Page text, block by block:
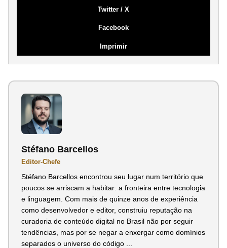
Twitter / X
Facebook
Imprimir
Stéfano Barcellos
Editor-Chefe
Stéfano Barcellos encontrou seu lugar num território que
poucos se arriscam a habitar: a fronteira entre tecnologia
e linguagem. Com mais de quinze anos de experiência
como desenvolvedor e editor, construiu reputação na
curadoria de conteúdo digital no Brasil não por seguir
tendências, mas por se negar a enxergar como domínios
separados o universo do código ...